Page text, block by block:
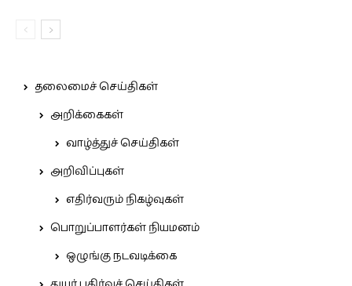
தலைமைச் செய்திகள்
அறிக்கைகள்
வாழ்த்துச் செய்திகள்
அறிவிப்புகள்
எதிர்வரும் நிகழ்வுகள்
பொறுப்பாளர்கள் நியமனம்
ஒழுங்கு நடவடிக்கை